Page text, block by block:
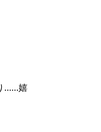
......嬉